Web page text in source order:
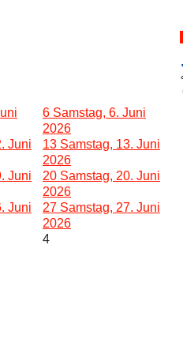
6 Samstag, 6. Juni
2026
Juni
13 Samstag, 13. Juni
2026
Juni
20 Samstag, 20. Juni
2026
Juni
27 Samstag, 27. Juni
2026
4